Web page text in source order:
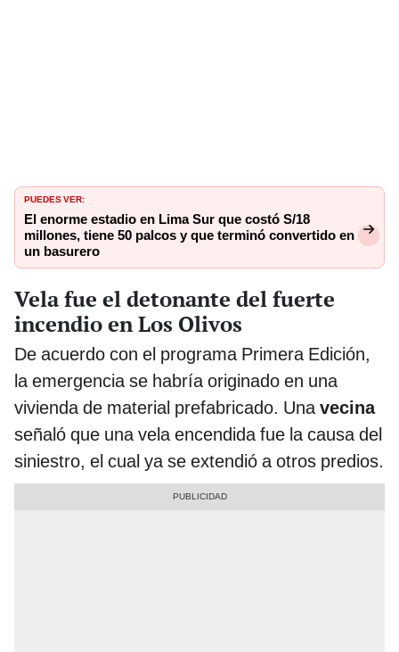
PUEDES VER:
El enorme estadio en Lima Sur que costó S/18
millones, tiene 50 palcos y que terminó convertido en
un basurero
Vela fue el detonante del fuerte
incendio en Los Olivos
De acuerdo con el programa Primera Edición,
la emergencia se habría originado en una
vivienda de material prefabricado. Unavecina
señaló que una vela encendida fue la causa del
siniestro, el cual ya se extendió a otros predios.